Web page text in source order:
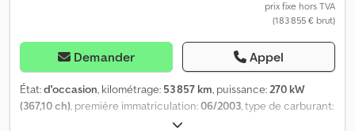
technique est souhaité, nous pouvons vous proposer une offre
via nos ateliers partenaires. Le véhicule peut être décoré ou
lettré à des fins publicitaires. Nos conditions générales de
livraison et de paiement s'appliquent.
prix fixe hors TVA
(183 855 € brut)
Demander Appel
État:d'occasion, kilométrage: 53 857 km, puissance:270 kW
(367,10 ch), première immatriculation:06/2003, type de carburant:
, configuration d'essieux: